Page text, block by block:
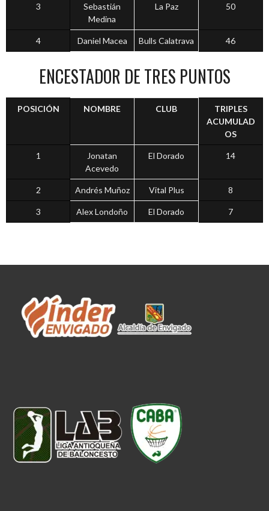
3
Sebastián
Medina
La Paz 50
4 Daniel Macea Bulls Calatrava 46
ENCESTADOR DE TRES PUNTOS
POSICIÓN NOMBRE CLUB
TRIPLES
ACUMULAD
OS
1
Jonatan
Acevedo
El Dorado 14
2 Andrés Muñoz Vital Plus 8
3 Alex Londoño El Dorado 7